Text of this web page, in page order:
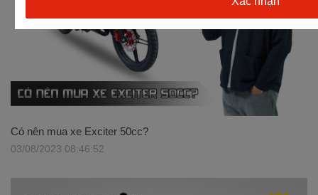
Có nên mua xe Exciter 50cc?
03/08/2023 08:46:52